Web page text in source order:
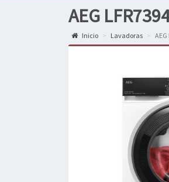
AEG
Inicio Lavadoras AEG